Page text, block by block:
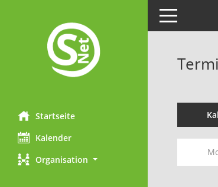
Startseite
Kalender
Organisation
Toggle